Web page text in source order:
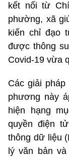
kết nối từ
phường, xã
kiến chỉ đạo
được thông
Covid-19 vừa
Các giải
phương này
hiện hạng
quyền điện
thông dữ liệu
lý văn bản